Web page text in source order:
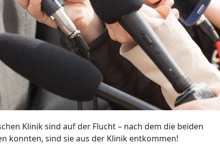
Klinik sind auf der Flucht – nach dem die beiden
konnten, sind sie aus der Klinik entkommen!